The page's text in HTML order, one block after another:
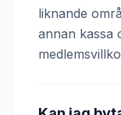
liknande
annan kassa